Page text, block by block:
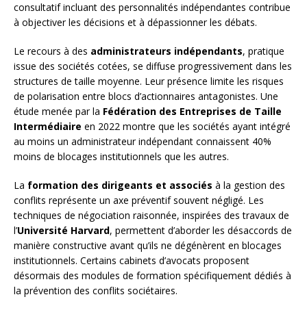
consultatif incluant des personnalités indépendantes contribue
à objectiver les décisions et à dépassionner les débats.
Le recours à des administrateurs indépendants, pratique
issue des sociétés cotées, se diffuse progressivement dans les
structures de taille moyenne. Leur présence limite les risques
de polarisation entre blocs d’actionnaires antagonistes. Une
étude menée par la Fédération des Entreprises de Taille
Intermédiaire en 2022 montre que les sociétés ayant intégré
au moins un administrateur indépendant connaissent 40%
moins de blocages institutionnels que les autres.
La formation des dirigeants et associés à la gestion des
conflits représente un axe préventif souvent négligé. Les
techniques de négociation raisonnée, inspirées des travaux de
l’Université Harvard, permettent d’aborder les désaccords de
manière constructive avant qu’ils ne dégénèrent en blocages
institutionnels. Certains cabinets d’avocats proposent
désormais des modules de formation spécifiquement dédiés à
la prévention des conflits sociétaires.